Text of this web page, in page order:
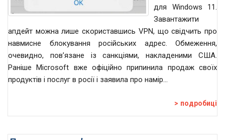
для Windows 11.
Завантажити
апдейт можна лише скориставшись VPN, що свідчить про
навмисне блокування російських адрес. Обмеження,
очевидно, пов’язане із санкціями, накладеними США.
Раніше Microsoft вже офіційно припинила продаж своїх
продуктів і послуг в росії і заявила про намір…
подробиці